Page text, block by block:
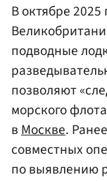
В октябре 2025
подводные
позволяют
морского
вМоскве.
совместных
по выявлению